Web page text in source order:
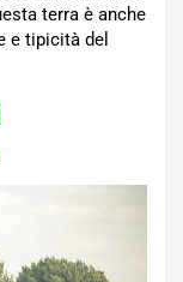
terra è anche
e tipicità del